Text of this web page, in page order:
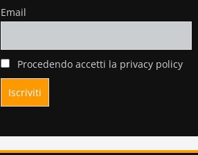
Email
Procedendo accetti la privacy policy